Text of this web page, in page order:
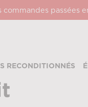
commandes passées
RECONDITIONNÉS